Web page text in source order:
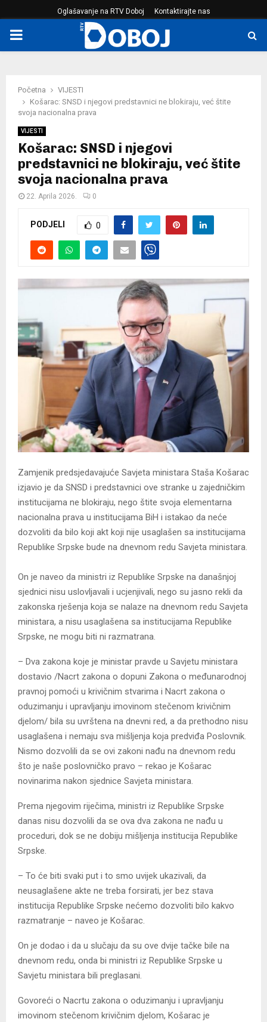
Oglašavanje na RTV Doboj Kontaktirajte nas
PRIMARY
Početna
VIJESTI
Košarac: SNSD i njegovi predstavnici ne blokiraju, već štite
svoja nacionalna prava
VIJESTI
Košarac: SNSD i njegovi
predstavnici ne blokiraju, već štite
svoja nacionalna prava
22. Aprila 2026. 0
PODJELI 0
Zamjenik predsjedavajuće Savjeta ministara Staša Košarac
izjavio je da SNSD i predstavnici ove stranke u zajedničkim
institucijama ne blokiraju, nego štite svoja elementarna
nacionalna prava u institucijama BiH i istakao da neće
dozvoliti da bilo koji akt koji nije usaglašen sa institucijama
Republike Srpske bude na dnevnom redu Savjeta ministara.
On je naveo da ministri iz Republike Srpske na današnjoj
sjednici nisu uslovljavali i ucjenjivali, nego su jasno rekli da
zakonska rješenja koja se nalaze na dnevnom redu Savjeta
ministara, a nisu usaglašena sa institucijama Republike
Srpske, ne mogu biti ni razmatrana.
– Dva zakona koje je ministar pravde u Savjetu ministara
dostavio /Nacrt zakona o dopuni Zakona o međunarodnoj
pravnoj pomoći u krivičnim stvarima i Nacrt zakona o
oduzimanju i upravljanju imovinom stečenom krivičnim
djelom/ bila su uvrštena na dnevni red, a da prethodno nisu
usaglašena i nemaju sva mišljenja koja predviđa Poslovnik.
Nismo dozvolili da se ovi zakoni nađu na dnevnom redu
što je naše poslovničko pravo – rekao je Košarac
novinarima nakon sjednice Savjeta ministara.
Prema njegovim riječima, ministri iz Republike Srpske
danas nisu dozvolili da se ova dva zakona ne nađu u
proceduri, dok se ne dobiju mišljenja institucija Republike
Srpske.
– To će biti svaki put i to smo uvijek ukazivali, da
neusaglašene akte ne treba forsirati, jer bez stava
institucija Republike Srpske nećemo dozvoliti bilo kakvo
razmatranje – naveo je Košarac.
On je dodao i da u slučaju da su ove dvije tačke bile na
dnevnom redu, onda bi ministri iz Republike Srpske u
Savjetu ministara bili preglasani.
Govoreći o Nacrtu zakona o oduzimanju i upravljanju
imovinom stečenom krivičnim djelom, Košarac je